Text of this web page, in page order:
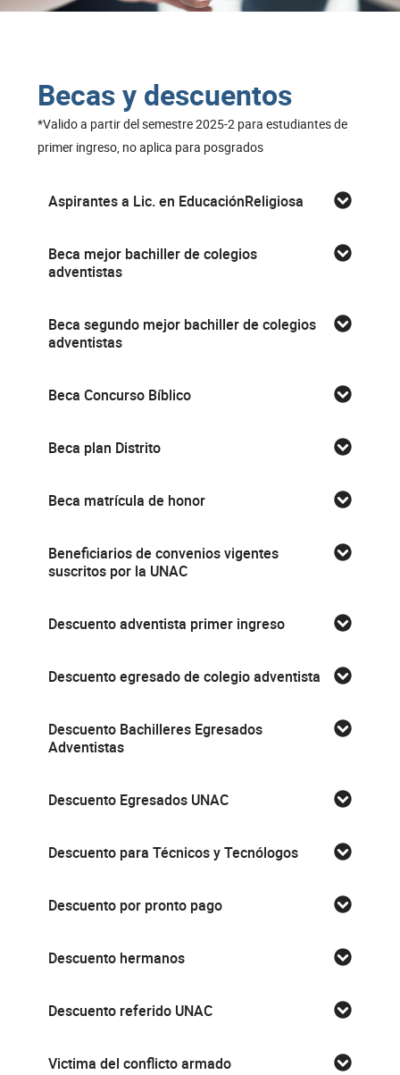
Becas y descuentos
*Valido a partir del semestre 2025-2 para estudiantes de
primer ingreso, no aplica para posgrados
Aspirantes a Lic. en EducaciónReligiosa
Beca mejor bachiller de colegios
adventistas
Beca segundo mejor bachiller de colegios
adventistas
Beca Concurso Bíblico
Beca plan Distrito
Beca matrícula de honor
Beneficiarios de convenios vigentes
suscritos por la UNAC
Descuento adventista primer ingreso
Descuento egresado de colegio adventista
Descuento Bachilleres Egresados
Adventistas
Descuento Egresados UNAC
Descuento para Técnicos y Tecnólogos
Descuento por pronto pago
Descuento hermanos
Descuento referido UNAC
Victima del conflicto armado